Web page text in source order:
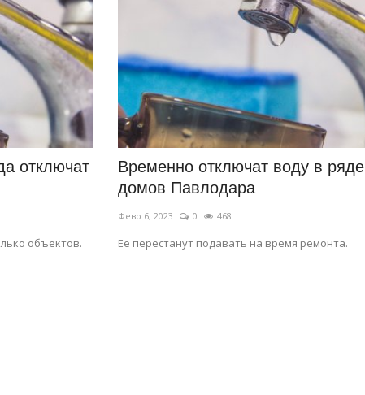
отключат
объектов.
Временно отключат воду в ряде
домов Павлодара
Февр 6, 2023 0 468
Ее перестанут подавать на время ремонта.